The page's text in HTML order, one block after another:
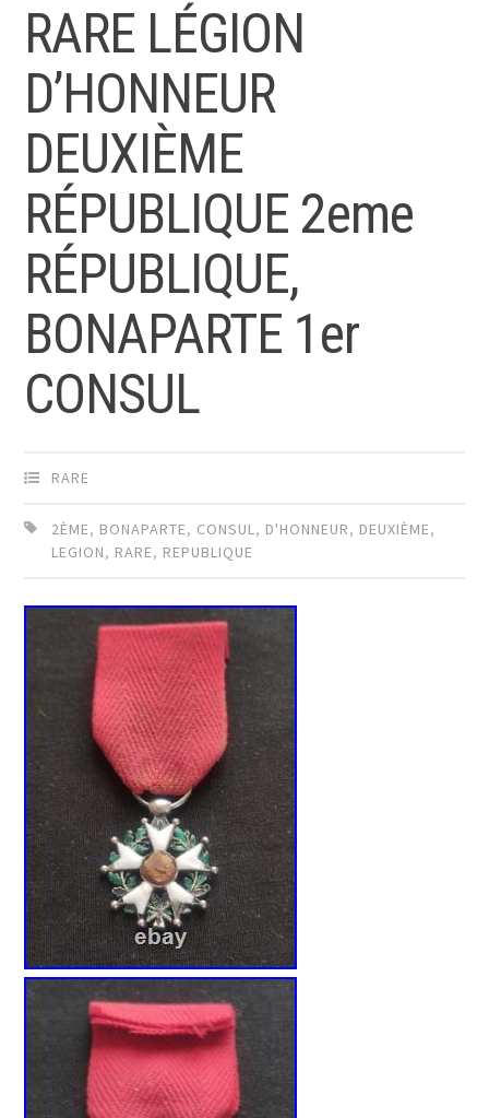
RARE LÉGION
D’HONNEUR
DEUXIÈME
RÉPUBLIQUE 2eme
RÉPUBLIQUE,
BONAPARTE 1er
CONSUL
RARE
2ÈME, BONAPARTE, CONSUL, D'HONNEUR, DEUXIÈME,
LEGION, RARE, REPUBLIQUE